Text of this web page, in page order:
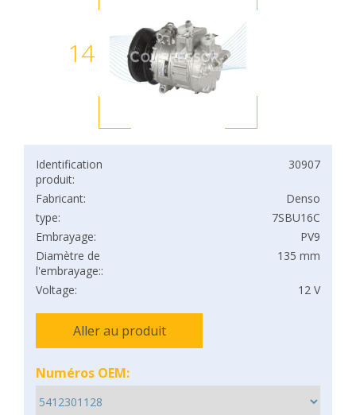
14
Identification
produit:
30907
Fabricant:
Denso
type:
7SBU16C
Embrayage:
PV9
Diamètre de
l'embrayage::
135 mm
Voltage: 12 V
Aller au produit
Numéros OEM: